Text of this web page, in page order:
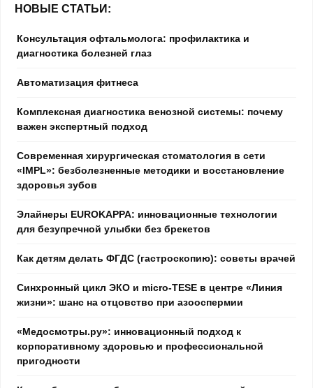
НОВЫЕ СТАТЬИ:
Консультация офтальмолога: профилактика и
диагностика болезней глаз
Автоматизация фитнеса
Комплексная диагностика венозной системы: почему
важен экспертный подход
Современная хирургическая стоматология в сети
«IMPL»: безболезненные методики и восстановление
здоровья зубов
Элайнеры EUROKAPPA: инновационные технологии
для безупречной улыбки без брекетов
Как детям делать ФГДС (гастроскопию): советы врачей
Синхронный цикл ЭКО и micro-TESE в центре «Линия
жизни»: шанс на отцовство при азооспермии
«Медосмотры.ру»: инновационный подход к
корпоративному здоровью и профессиональной
пригодности